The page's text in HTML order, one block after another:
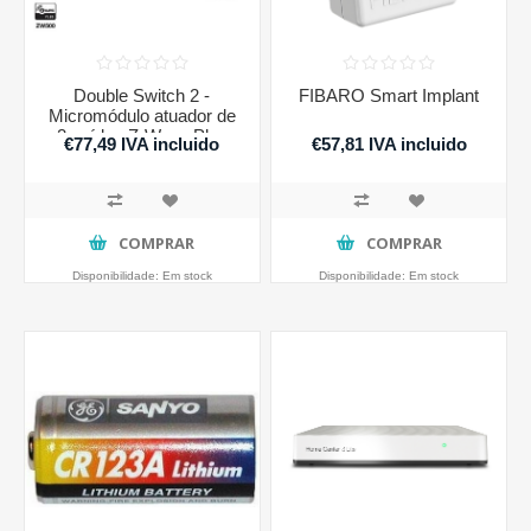
Double Switch 2 -
Micromódulo atuador de
2 saídas Z-Wave Plus
€77,49 IVA incluido
COMPRAR
Disponibilidade: Em stock
FIBARO Smart Implant
€57,81 IVA incluido
COMPRAR
Disponibilidade: Em stock